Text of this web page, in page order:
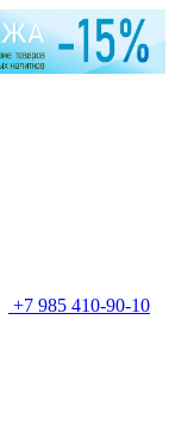
+7 985 410-90-10